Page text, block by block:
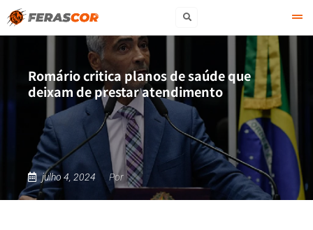
Romário critica planos de saúde que
deixam de prestar atendimento
julho 4, 2024 Por